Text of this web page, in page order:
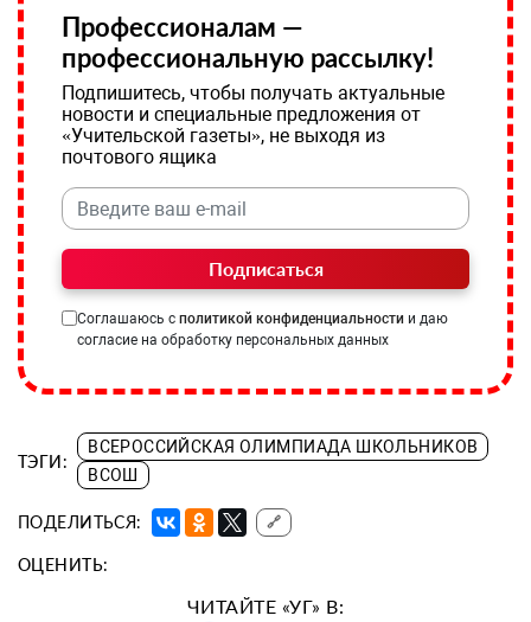
Профессионалам —
профессиональную рассылку!
Подпишитесь, чтобы получать актуальные
новости и специальные предложения от
«Учительской газеты», не выходя из
почтового ящика
Подписаться
Соглашаюсь с политикой конфиденциальности и даю
согласие на обработку персональных данных
ТЭГИ:
ВСЕРОССИЙСКАЯ ОЛИМПИАДА ШКОЛЬНИКОВ
ВСОШ
ПОДЕЛИТЬСЯ: 🔗
ОЦЕНИТЬ:
ЧИТАЙТЕ «УГ» В: